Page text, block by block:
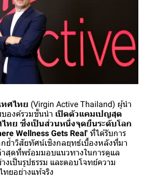
ทศไทย (Virgin Active Thailand) ผู้นำ
องค์รวมชั้นนำ เปิดตัวแคมเปญสุด
ทย ซึ่งเป็นส่วนหนึ่งจุดยืนระดับโลก
Wellness Gets Real' ที่ได้รับการ
ย้ำวิสัยทัศน์เชิงกลยุทธ์เบื้องหลังที่มา
สุดที่พร้อมมอบแนวทางในการดูแล
เป็นรูปธรรม และตอบโจทย์ความ
ทยอย่างแท้จริง